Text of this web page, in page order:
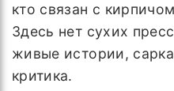
кто связан с
Здесь нет сухих
живые истории,
критика.